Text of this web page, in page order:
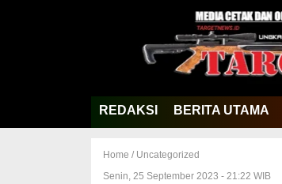
REDAKSI BERITA UTAMA
Home / Uncategorized
Senin, 25 September 2023 - 21:22 WIB